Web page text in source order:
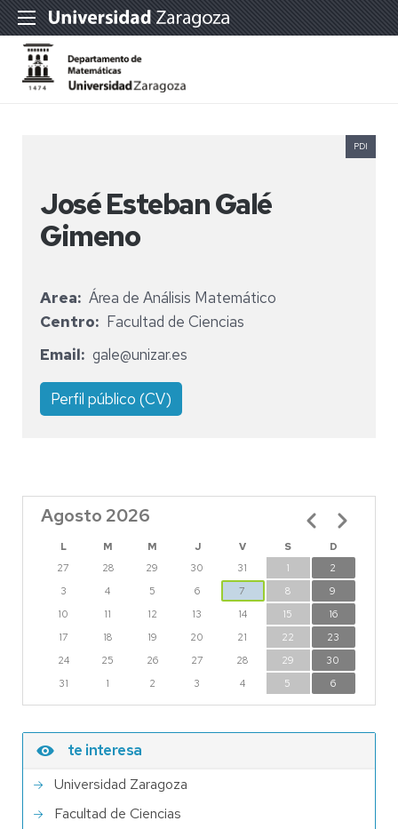
José Esteban Galé
Gimeno
PDI
Area
Área de Análisis Matemático
Centro
Facultad de Ciencias
Email
gale@unizar.es
Perfil público (CV)
Agosto 2026
L M M J V S
D
27
28 29 30 31 1
2
3
4 5 6 7 8
9
10
11 12 13 14 15
16
17
18 19 20 21 22
23
24
25 26 27 28 29
30
31
1 2 3 4 5 6
Paginación
te interesa
Universidad Zaragoza
Facultad de Ciencias